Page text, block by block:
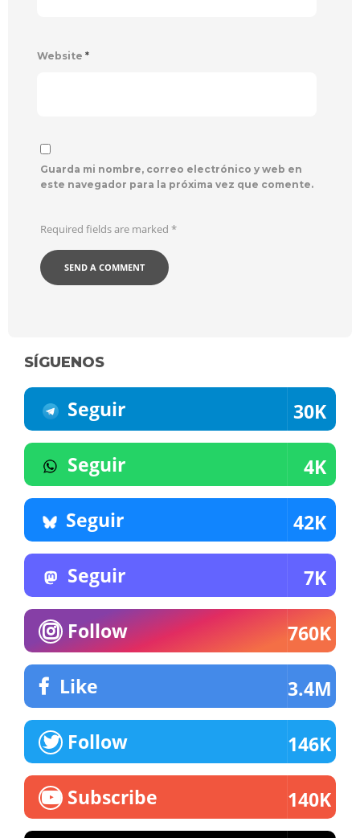
Website *
Guarda mi nombre, correo electrónico y web en
este navegador para la próxima vez que comente.
Required fields are marked *
SÍGUENOS
Seguir 30K
Seguir 4K
Seguir 42K
Seguir 7K
Follow 760K
Like 3.4M
Follow 146K
Subscribe 140K